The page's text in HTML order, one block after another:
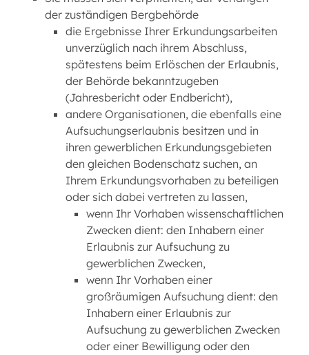
der zuständigen Bergbehörde
die Ergebnisse Ihrer Erkundungsarbeiten
unverzüglich nach ihrem Abschluss,
spätestens beim Erlöschen der Erlaubnis,
der Behörde bekanntzugeben
(Jahresbericht oder Endbericht),
andere Organisationen, die ebenfalls eine
Aufsuchungserlaubnis besitzen und in
ihren gewerblichen Erkundungsgebieten
den gleichen Bodenschatz suchen, an
Ihrem Erkundungsvorhaben zu beteiligen
oder sich dabei vertreten zu lassen,
wenn Ihr Vorhaben wissenschaftlichen
Zwecken dient: den Inhabern einer
Erlaubnis zur Aufsuchung zu
gewerblichen Zwecken,
wenn Ihr Vorhaben einer
großräumigen Aufsuchung dient: den
Inhabern einer Erlaubnis zur
Aufsuchung zu gewerblichen Zwecken
oder einer Bewilligung oder den